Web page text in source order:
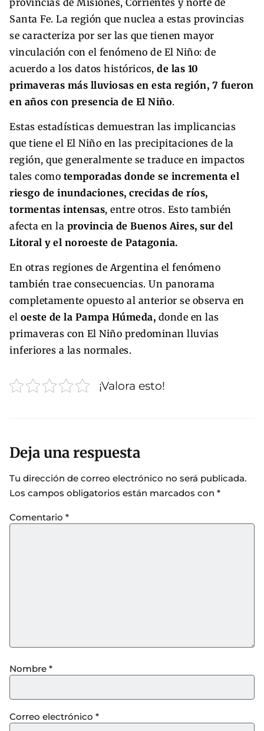
Santa Fe. La región que nuclea a estas provincias
se caracteriza por ser las que tienen mayor
vinculación con el fenómeno de El Niño: de
acuerdo a los datos históricos, de las 10
primaveras más lluviosas en esta región, 7 fueron
en años con presencia de El Niño.
Estas estadísticas demuestran las implicancias
que tiene el El Niño en las precipitaciones de la
región, que generalmente se traduce en impactos
tales como temporadas donde se incrementa el
riesgo de inundaciones, crecidas de ríos,
tormentas intensas, entre otros. Esto también
afecta en la provincia de Buenos Aires, sur del
Litoral y el noroeste de Patagonia.
En otras regiones de Argentina el fenómeno
también trae consecuencias. Un panorama
completamente opuesto al anterior se observa en
el oeste de la Pampa Húmeda, donde en las
primaveras con El Niño predominan lluvias
inferiores a las normales.
¡Valora esto!
Deja una respuesta
Tu dirección de correo electrónico no será publicada.
Los campos obligatorios están marcados con *
Comentario *
Nombre *
Correo electrónico *